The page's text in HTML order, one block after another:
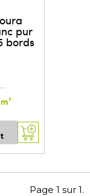
pur
bords
Page 1 sur 1.